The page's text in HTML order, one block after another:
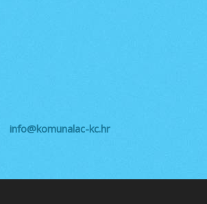
info@komunalac-kc.hr